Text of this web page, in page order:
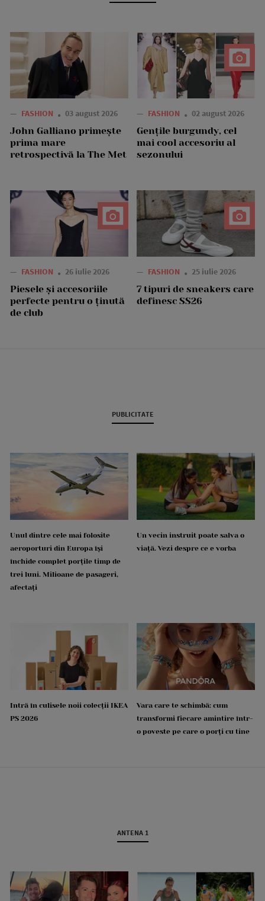
— FASHION 03 august 2026
John Galliano primește
prima mare
retrospectivă la The Met
— FASHION 02 august 2026
Gențile burgundy, cel
mai cool accesoriu al
sezonului
— FASHION 26 iulie 2026
Piesele și accesoriile
perfecte pentru o ținută
de club
— FASHION 25 iulie 2026
7 tipuri de sneakers care
definesc SS26
PUBLICITATE
Unul dintre cele mai folosite
aeroporturi din Europa își
închide complet porțile timp de
trei luni. Milioane de pasageri,
afectați
Un vecin instruit poate salva o
viață. Vezi despre ce e vorba
Intră în culisele noii colecții IKEA
PS 2026
Vara care te schimbă: cum
transformi fiecare amintire într-
o poveste pe care o porți cu tine
ANTENA 1